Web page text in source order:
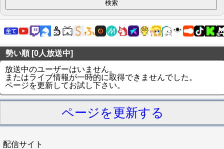
勢い順 [0人放送中]
放送中のユーザーはいません。
またはライブ情報が一時的に取得できませんでした。
ページを更新してお試し下さい。
ページを更新する
配信サイト